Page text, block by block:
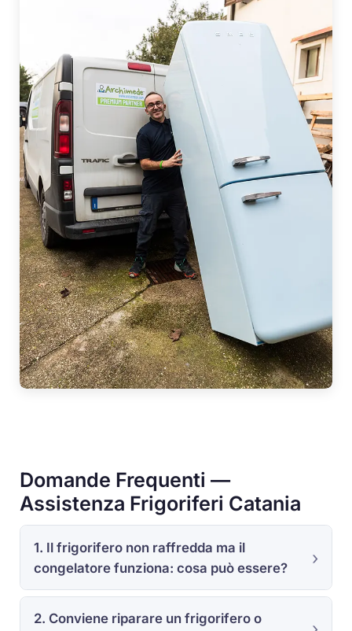
Domande Frequenti —
Assistenza Frigoriferi Catania
1. Il frigorifero non raffredda ma il
congelatore funziona: cosa può essere?
2. Conviene riparare un frigorifero o